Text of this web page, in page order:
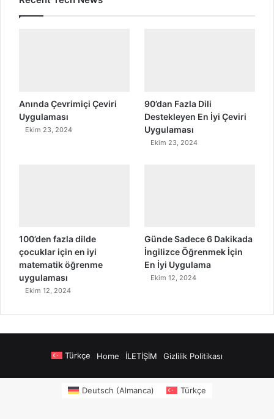
Anında Çevrimiçi Çeviri
Uygulaması
Ekim 23, 2024
90’dan Fazla Dili
Destekleyen En İyi Çeviri
Uygulaması
Ekim 23, 2024
100’den fazla dilde
çocuklar için en iyi
matematik öğrenme
uygulaması
Ekim 12, 2024
Günde Sadece 6 Dakikada
İngilizce Öğrenmek İçin
En İyi Uygulama
Ekim 12, 2024
Türkçe Home İLETİŞİM Gizlilik Politikası
Deutsch (Almanca) Türkçe